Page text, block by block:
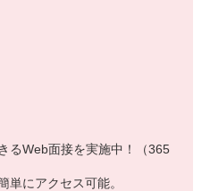
るWeb面接を実施中！（365
単にアクセス可能。